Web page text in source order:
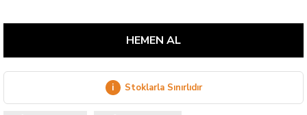
i Stoklarla Sınırlıdır